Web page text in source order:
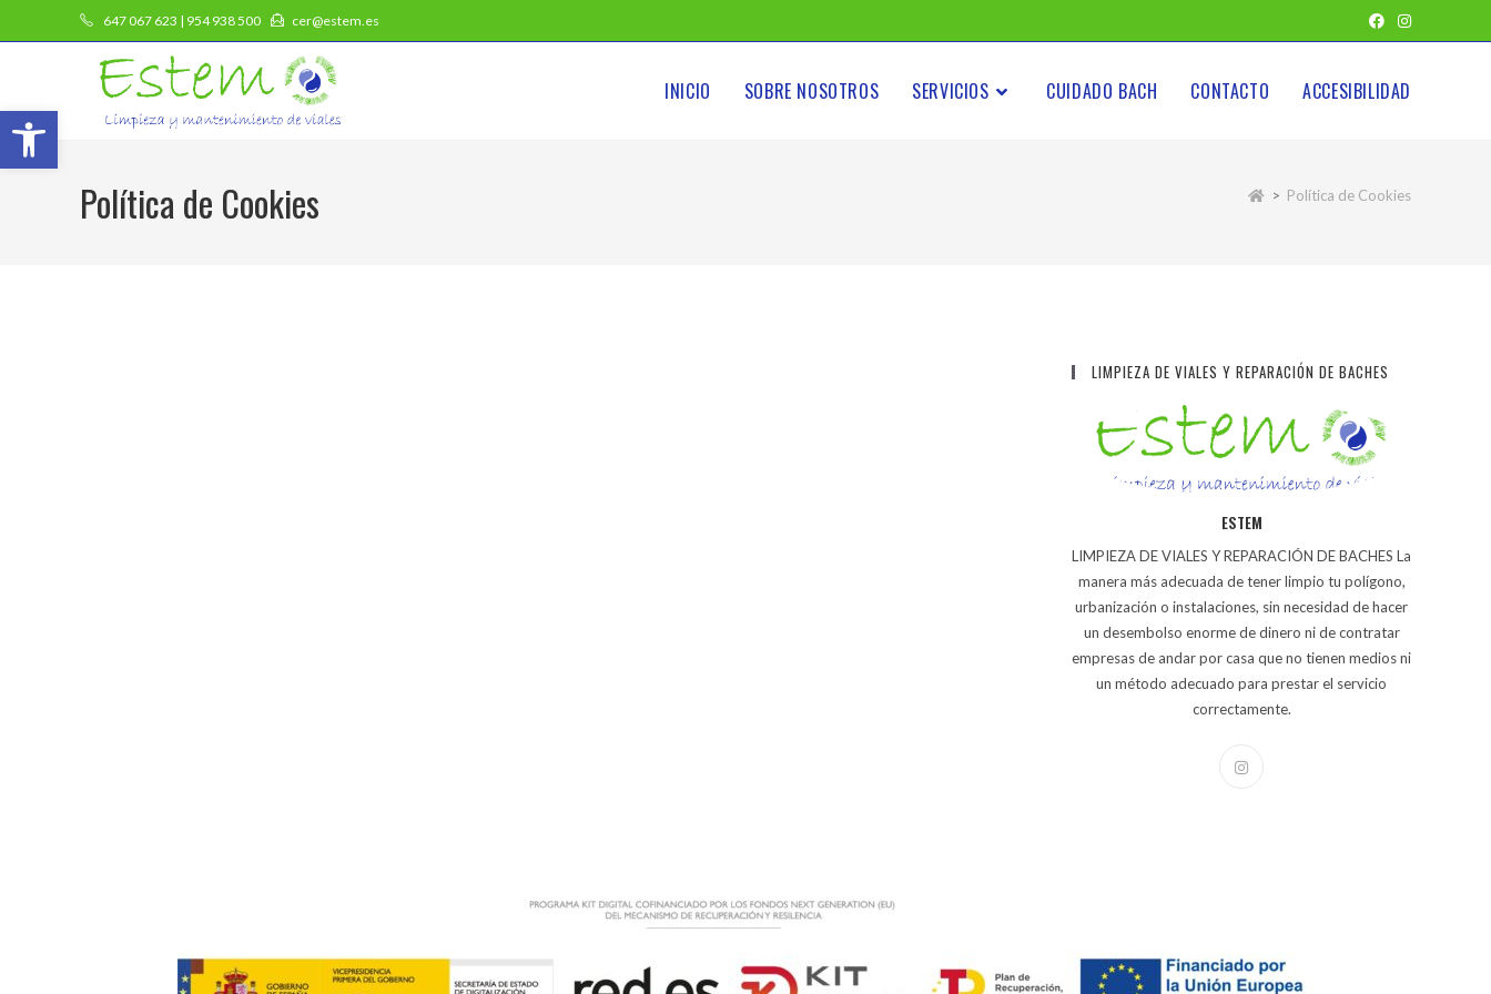
647 067 623 | 954 938 500 cer@estem.es
INICIO SOBRE NOSOTROS SERVICIOS CUIDADO BACH CONTACTO ACCESIBILIDAD
Política de Cookies > Política de Cookies
LIMPIEZA DE VIALES Y REPARACIÓN DE BACHES
ESTEM
LIMPIEZA DE VIALES Y REPARACIÓN DE BACHES La
manera más adecuada de tener limpio tu polígono,
urbanización o instalaciones, sin necesidad de hacer
un desembolso enorme de dinero ni de contratar
empresas de andar por casa que no tienen medios ni
un método adecuado para prestar el servicio
correctamente.
Abrir barra de herramientas